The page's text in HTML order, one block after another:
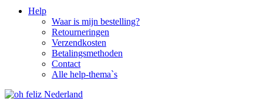
Help
Waar is mijn bestelling?
Retourneringen
Verzendkosten
Betalingsmethoden
Contact
Alle help-thema`s